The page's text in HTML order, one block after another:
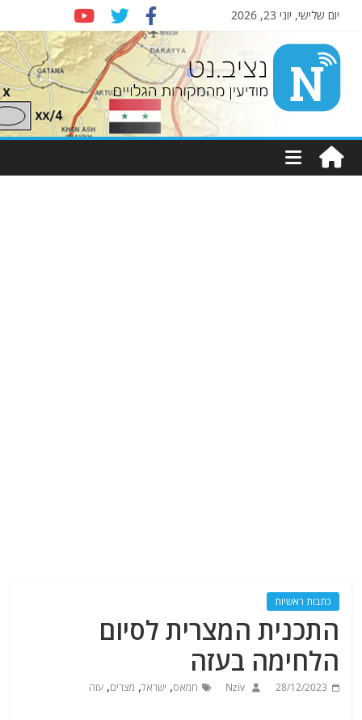
יום שלישי, יוני 23, 2026
Nziv.net
מודיעין
מהמקורות
כתבות ראשיות
התכנית המצרית לסיום
הלחימה בעזה
28/12/2023
Nziv חמאס, ישראל, מצרים,עזה